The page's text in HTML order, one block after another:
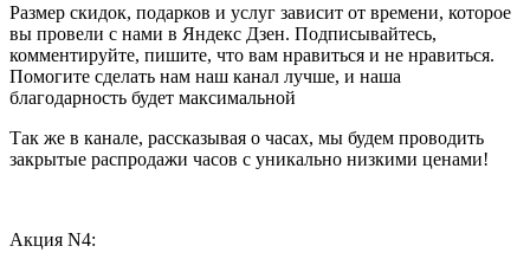
Размер скидок, подарков и услуг зависит от времени, которое
вы провели с нами в Яндекс Дзен. Подписывайтесь,
комментируйте, пишите, что вам нравиться и не нравиться.
Помогите сделать нам наш канал лучше, и наша
благодарность будет максимальной
Так же в канале, рассказывая о часах, мы будем проводить
закрытые распродажи часов с уникально низкими ценами!
Акция N4: